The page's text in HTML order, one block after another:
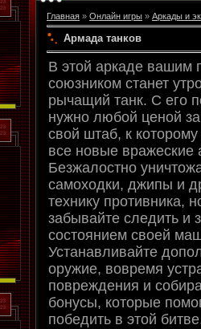
Главная » Онлайн игры » Аркады и
Армада танков
В этой аркаде вашим
союзником станет
рычащий танк. С его
нужно любой ценой
свой штаб, к которому
все новые вражеские
Безжалостно
самоходки, джипы и
технику противника,
забывайте следить и
состоянием своей
Устанавливайте
оружие, вовремя
повреждения и
бонусы, которые
победить в этой